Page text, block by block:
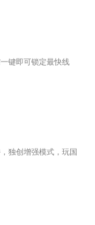
键即可锁定最快线
独创增强模式，玩国